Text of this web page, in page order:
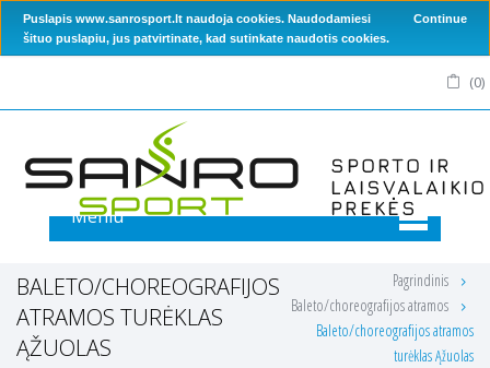
Puslapis www.sanrosport.lt naudoja cookies. Naudodamiesi
šituo puslapiu, jus patvirtinate, kad sutinkate naudotis cookies.
Continue
(0)
Meniu
BALETO/CHOREOGRAFIJOS
ATRAMOS TURĖKLAS
ĄŽUOLAS
Pagrindinis
Baleto/choreografijos atramos
Baleto/choreografijos atramos
turėklas Ąžuolas